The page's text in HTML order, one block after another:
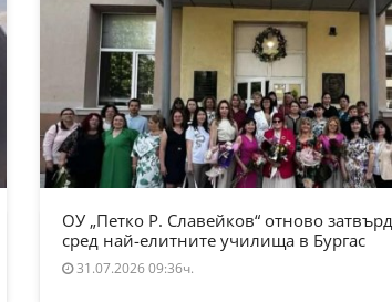
ОУ „Петко Р. Славейков“ отново
сред най-елитните училища в Бургас
31.07.2026 09:36ч.